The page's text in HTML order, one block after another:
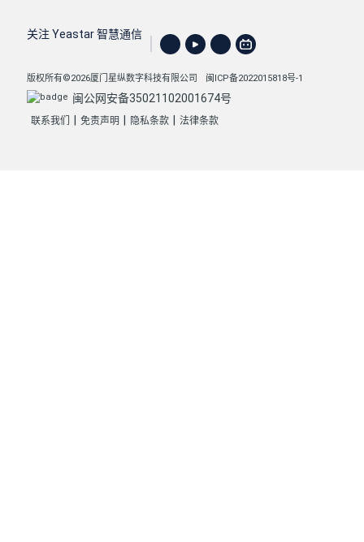
关注 Yeastar 智慧通信
版权所有©2026厦门星纵数字科技有限公司 闽ICP备2022015818号-1
闽公网安备35021102001674号
联系我们 免责声明 隐私条款 法律条款